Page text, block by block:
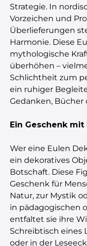
Strategie. In
Vorzeichen und
Überlieferungen
Harmonie. Diese
mythologische
überhöhen –
Schlichtheit zum
ein ruhiger
Gedanken, Bücher
Ein Geschenk
Wer eine Eulen
ein dekoratives
Botschaft. Diese
Geschenk für
Natur, zur Mystik
in pädagogischen
entfaltet sie ihre
Schreibtisch eines
oder in der